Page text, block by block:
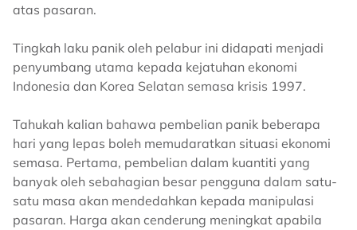
atas pasaran.
Tingkah laku panik oleh pelabur ini didapati menjadi
penyumbang utama kepada kejatuhan ekonomi
Indonesia dan Korea Selatan semasa krisis 1997.
Tahukah kalian bahawa pembelian panik beberapa
hari yang lepas boleh memudaratkan situasi ekonomi
semasa. Pertama, pembelian dalam kuantiti yang
banyak oleh sebahagian besar pengguna dalam satu-
satu masa akan mendedahkan kepada manipulasi
pasaran. Harga akan cenderung meningkat apabila